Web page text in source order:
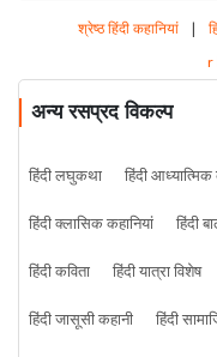
श्रेष्ठ हिंदी कहानियां |
r
अन्य रसप्रद विकल्प
हिंदी लघुकथा हिंदी
हिंदी क्लासिक कहानियां
हिंदी
हिंदी कविता
हिंदी यात्रा विशेष
हिंदी जासूसी कहानी
हिंदी